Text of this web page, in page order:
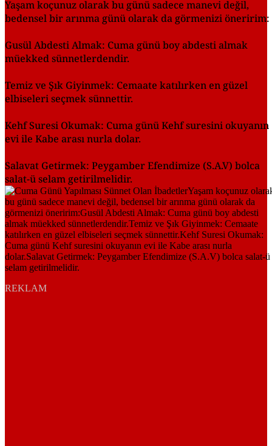
Yaşam koçunuz olarak bu günü sadece manevi değil,
bedensel bir arınma günü olarak da görmenizi öneririm:
Gusül Abdesti Almak: Cuma günü boy abdesti almak
müekked sünnetlerdendir.
Temiz ve Şık Giyinmek: Cemaate katılırken en güzel
elbiseleri seçmek sünnettir.
Kehf Suresi Okumak: Cuma günü Kehf suresini okuyanın
evi ile Kabe arası nurla dolar.
Salavat Getirmek: Peygamber Efendimize (S.A.V) bolca
salat-ü selam getirilmelidir.
REKLAM